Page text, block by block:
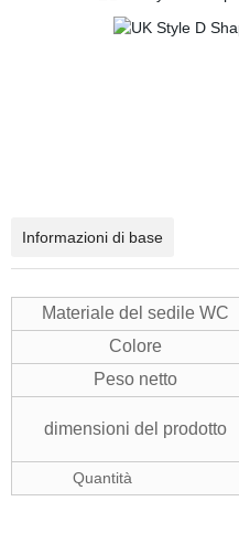
Informazioni di base
Materiale del sedile WC
Colore
Peso netto
dimensioni del prodotto
Quantità